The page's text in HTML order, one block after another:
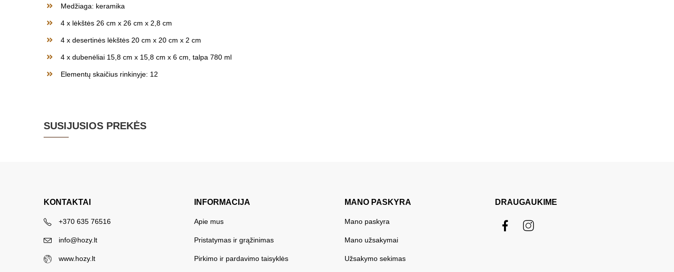
Medžiaga: keramika
4 x lėkštės 26 cm x 26 cm x 2,8 cm
4 x desertinės lėkštės 20 cm x 20 cm x 2 cm
4 x dubenėliai 15,8 cm x 15,8 cm x 6 cm, talpa 780 ml
Elementų skaičius rinkinyje: 12
SUSIJUSIOS PREKĖS
KONTAKTAI
+370 635 76516
info@hozy.lt
www.hozy.lt
INFORMACIJA
Apie mus
Pristatymas ir grąžinimas
Pirkimo ir pardavimo taisyklės
MANO PASKYRA
Mano paskyra
Mano užsakymai
Užsakymo sekimas
DRAUGAUKIME